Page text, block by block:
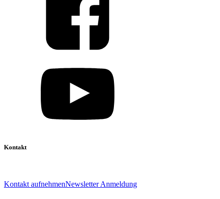
Kontakt
Kontakt aufnehmenNewsletter Anmeldung